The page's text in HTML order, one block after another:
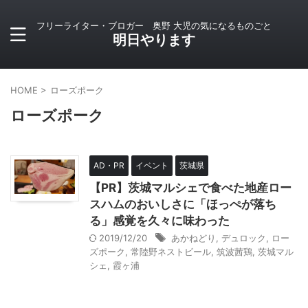
フリーライター・ブロガー 奥野 大児の気になるものごと
明日やります
HOME > ローズポーク
ローズポーク
AD・PR イベント 茨城県
【PR】茨城マルシェで食べた地産ロー
スハムのおいしさに「ほっぺが落ち
る」感覚を久々に味わった
2019/12/20 あかねどり デュロック
ロー
ズポーク
常陸野ネストビール 筑波茜鶏 茨城マル
シェ
霞ヶ浦